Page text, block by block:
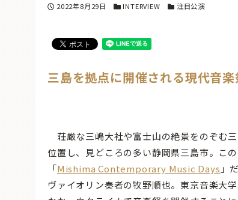
投稿日
2022年8月29日 カテゴリー
INTERVIEW カテゴリー
注目公演
三島を拠点に開催される現代音
荘厳な三嶋大社や富士山の絶景をのぞむ
位置し、見どころの多い静岡県三島市。こ
「Mishima Contemporary Music Days 」
ヴァイオリン奏者の牧野順也。東京音楽大